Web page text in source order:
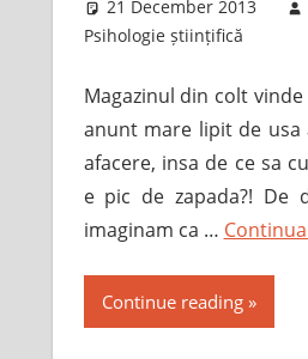
21 December 2013
Psihologie științifică
Magazinul din colt
anunt mare lipit de usa
afacere, insa de ce sa
e pic de zapada?! De
imaginam ca …
Continue reading